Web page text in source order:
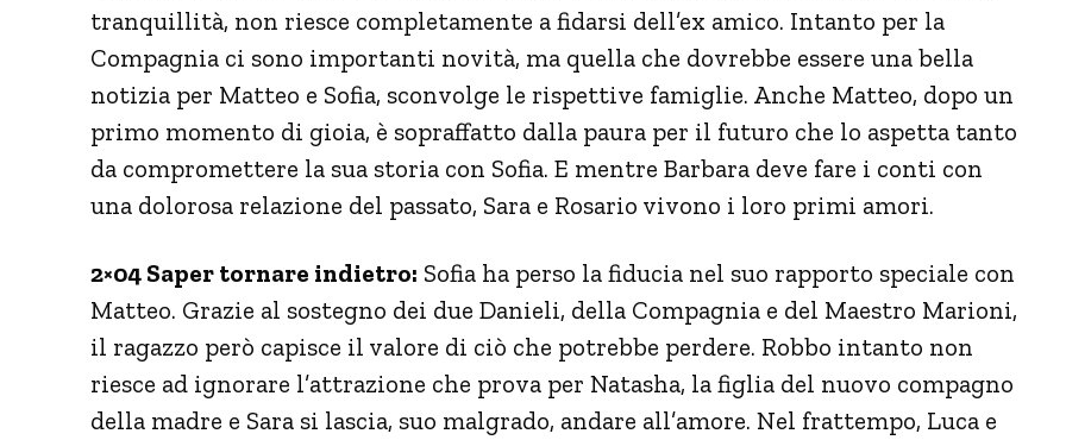
tranquillità, non riesce completamente a fidarsi dell’ex amico. Intanto per la
Compagnia ci sono importanti novità, ma quella che dovrebbe essere una bella
notizia per Matteo e Sofia, sconvolge le rispettive famiglie. Anche Matteo, dopo un
primo momento di gioia, è sopraffatto dalla paura per il futuro che lo aspetta tanto
da compromettere la sua storia con Sofia. E mentre Barbara deve fare i conti con
una dolorosa relazione del passato, Sara e Rosario vivono i loro primi amori.
2×04 Saper tornare indietro: Sofia ha perso la fiducia nel suo rapporto speciale con
Matteo. Grazie al sostegno dei due Danieli, della Compagnia e del Maestro Marioni,
il ragazzo però capisce il valore di ciò che potrebbe perdere. Robbo intanto non
riesce ad ignorare l’attrazione che prova per Natasha, la figlia del nuovo compagno
della madre e Sara si lascia, suo malgrado, andare all’amore. Nel frattempo, Luca e